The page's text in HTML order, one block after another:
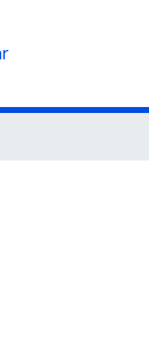
(current)